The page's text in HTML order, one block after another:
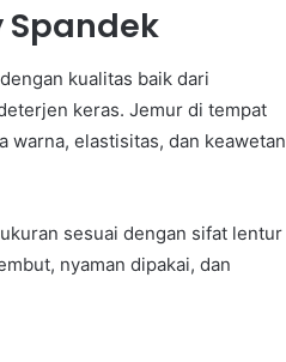
Spandek
kualitas baik dari
keras. Jemur di tempat
warna, elastisitas, dan keawetan
sesuai dengan sifat lentur
nyaman dipakai, dan